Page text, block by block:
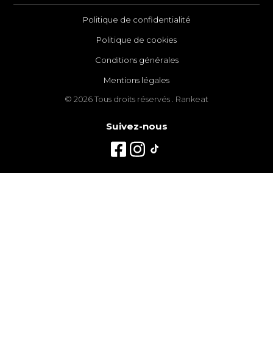
Politique de confidentialité
Politique de cookies
Conditions générales
Mentions légales
© 2026 Tous droits réservés . Rankeat
Suivez-nous